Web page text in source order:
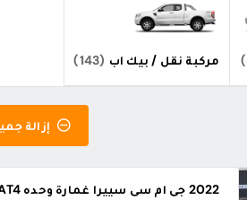
مركبة نقل / بيك اب (143)
إزالة
2022 جي ام سي سييرا غمارة وحده AT4